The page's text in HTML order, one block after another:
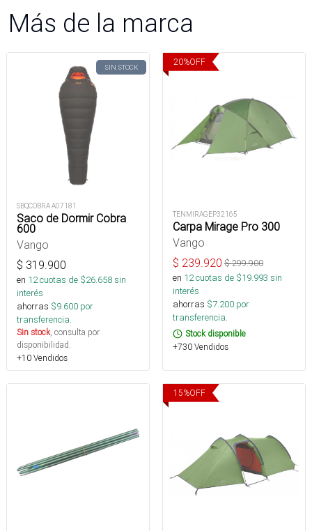
Más de la marca
SIN STOCK
SBQCOBRA A07181
Saco de Dormir Cobra
600
Vango
$ 319.900
en 12cuotas de $26.658sin
interés
ahorras $9.600 por
transferencia.
Sin stock, consulta por
disponibilidad.
+10 Vendidos
20%OFF
TENMIRAGEP32165
Carpa Mirage Pro 300
Vango
$ 239.920 $299.900
en 12cuotas de $19.993 sin
interés
ahorras $7.200 por
transferencia.
Stock disponible
+730 Vendidos
15%OFF